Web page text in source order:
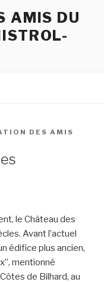
AMIS DU
DES AMIS
le Château des
Avant l’actuel
édifice plus ancien,
mentionné
de Bilhard, au